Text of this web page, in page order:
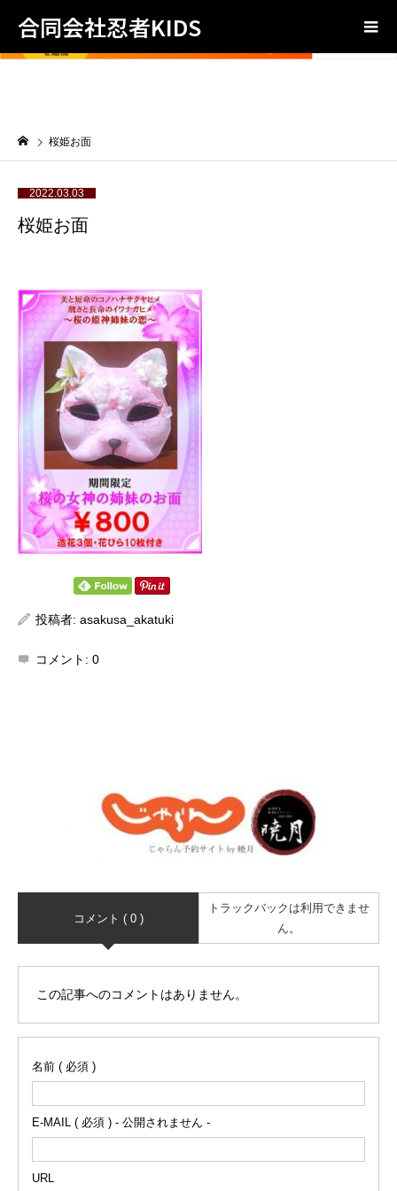
合同会社忍者KIDS
桜姫お面
2022.03.03
桜姫お面
投稿者: asakusa_akatuki
コメント: 0
コメント ( 0 )
トラックバックは利用できませ
ん。
この記事へのコメントはありません。
名前 ( 必須 )
E-MAIL ( 必須 ) - 公開されません -
URL